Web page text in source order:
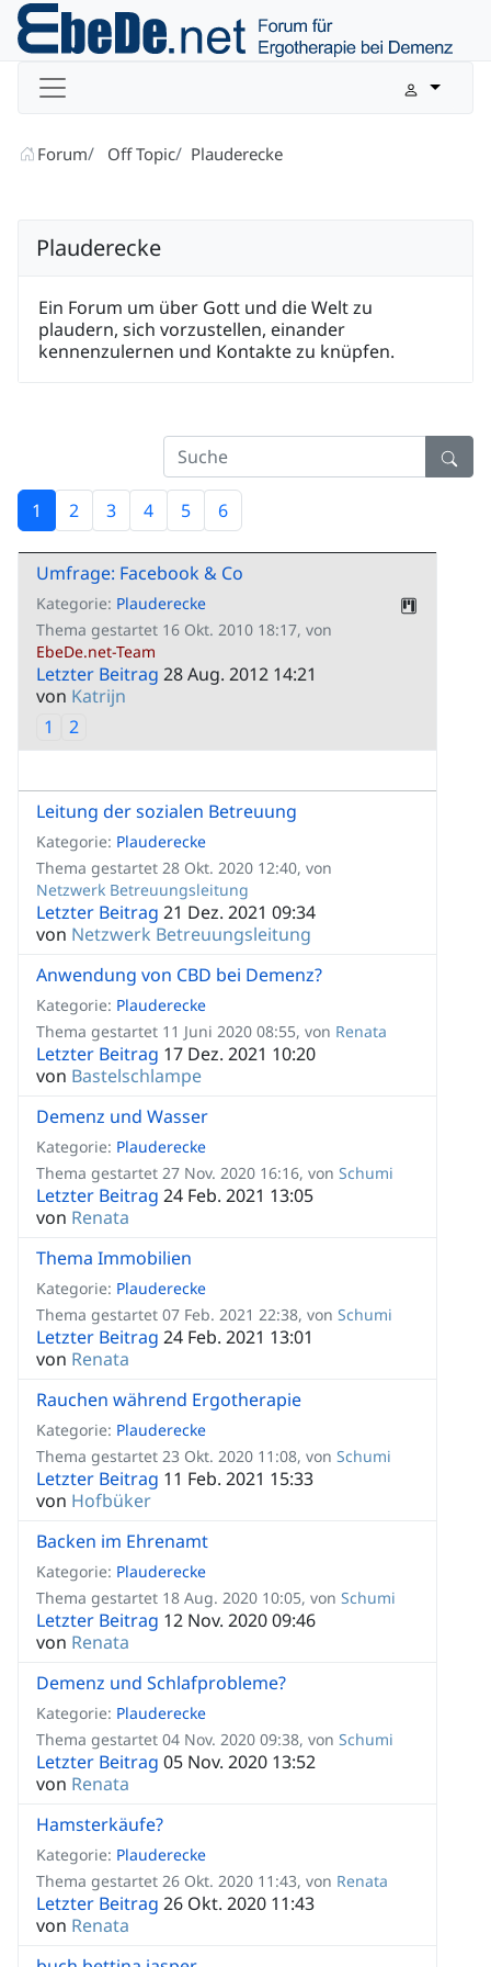
Forum Off Topic Plauderecke
Plauderecke
Ein Forum um über Gott und die Welt zu
plaudern, sich vorzustellen, einander
kennenzulernen und Kontakte zu knüpfen.
1 2 3 4 5 6
Umfrage: Facebook & Co
Kategorie: Plauderecke
Thema gestartet 16 Okt. 2010 18:17, von
EbeDe.net-Team
Letzter Beitrag 28 Aug. 2012 14:21
von Katrijn
1
2
Leitung der sozialen Betreuung
Kategorie: Plauderecke
Thema gestartet 28 Okt. 2020 12:40, von
Netzwerk Betreuungsleitung
Letzter Beitrag 21 Dez. 2021 09:34
von Netzwerk Betreuungsleitung
Anwendung von CBD bei Demenz?
Kategorie: Plauderecke
Thema gestartet 11 Juni 2020 08:55, von Renata
Letzter Beitrag 17 Dez. 2021 10:20
von Bastelschlampe
Demenz und Wasser
Kategorie: Plauderecke
Thema gestartet 27 Nov. 2020 16:16, von Schumi
Letzter Beitrag 24 Feb. 2021 13:05
von Renata
Thema Immobilien
Kategorie: Plauderecke
Thema gestartet 07 Feb. 2021 22:38, von Schumi
Letzter Beitrag 24 Feb. 2021 13:01
von Renata
Rauchen während Ergotherapie
Kategorie: Plauderecke
Thema gestartet 23 Okt. 2020 11:08, von Schumi
Letzter Beitrag 11 Feb. 2021 15:33
von Hofbüker
Backen im Ehrenamt
Kategorie: Plauderecke
Thema gestartet 18 Aug. 2020 10:05, von Schumi
Letzter Beitrag 12 Nov. 2020 09:46
von Renata
Demenz und Schlafprobleme?
Kategorie: Plauderecke
Thema gestartet 04 Nov. 2020 09:38, von Schumi
Letzter Beitrag 05 Nov. 2020 13:52
von Renata
Hamsterkäufe?
Kategorie: Plauderecke
Thema gestartet 26 Okt. 2020 11:43, von Renata
Letzter Beitrag 26 Okt. 2020 11:43
von Renata